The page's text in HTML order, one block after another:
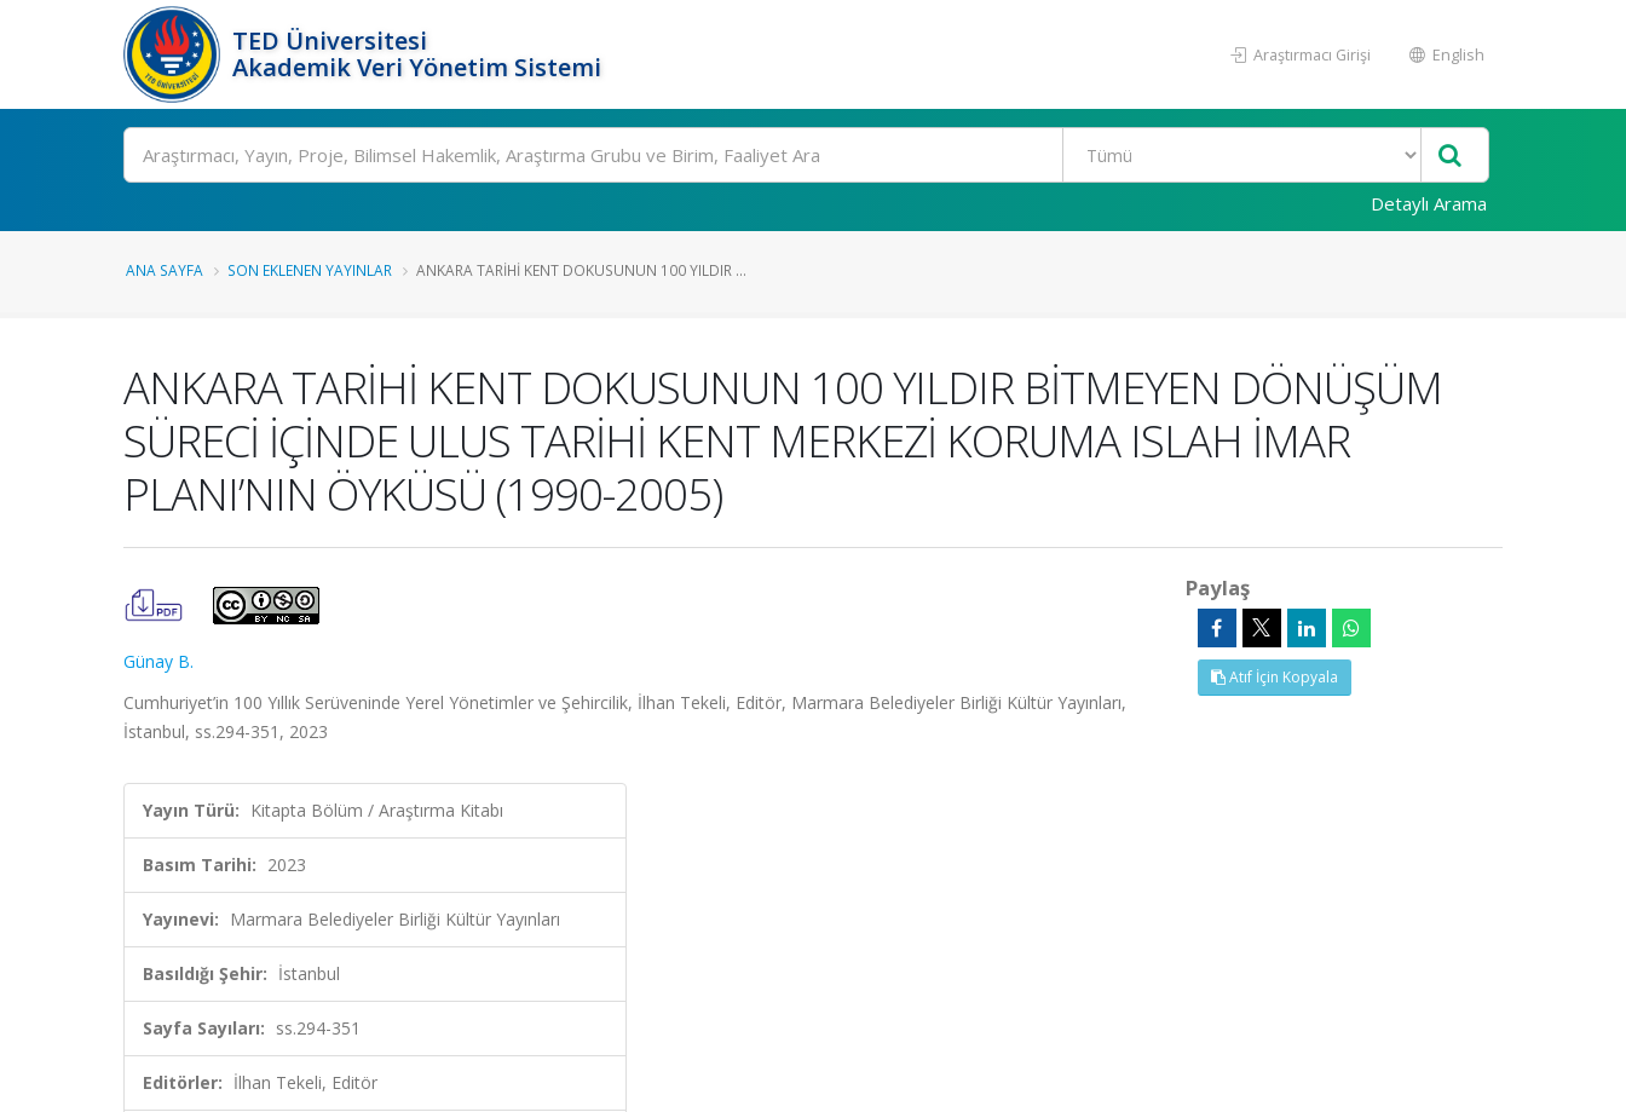
TED Üniversitesi
Akademik Veri Yönetim Sistemi
Araştırmacı Girişi English
Ara
Detaylı Arama
ANA SAYFA SON EKLENEN YAYINLAR ANKARA TARİHİ KENT DOKUSUNUN 100 YILDIR ...
ANKARA TARİHİ KENT DOKUSUNUN 100 YILDIR BİTMEYEN DÖNÜŞÜM
SÜRECİ İÇİNDE ULUS TARİHİ KENT MERKEZİ KORUMA ISLAH İMAR
PLANI’NIN ÖYKÜSÜ (1990-2005)
Günay B.
Cumhuriyet’in 100 Yıllık Serüveninde Yerel Yönetimler ve Şehircilik, İlhan Tekeli, Editör, Marmara Belediyeler Birliği Kültür Yayınları,
İstanbul, ss.294-351, 2023
Yayın Türü: Kitapta Bölüm / Araştırma Kitabı
Basım Tarihi: 2023
Yayınevi: Marmara Belediyeler Birliği Kültür Yayınları
Basıldığı Şehir: İstanbul
Sayfa Sayıları: ss.294-351
Editörler: İlhan Tekeli, Editör
Paylaş
Atıf İçin Kopyala